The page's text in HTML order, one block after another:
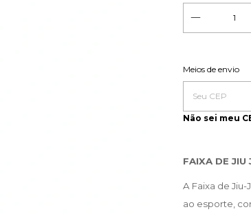
Entregas para o
Meios de envio
Não sei meu
FAIXA DE JIU
A Faixa de
ao esporte,